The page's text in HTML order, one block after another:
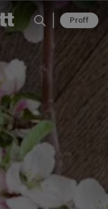
Proff